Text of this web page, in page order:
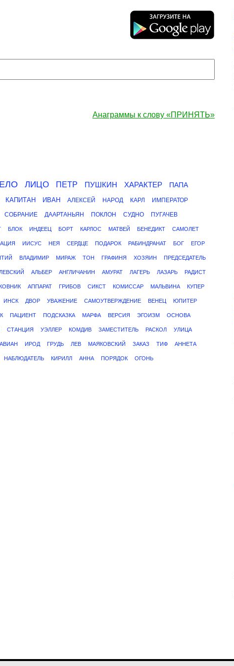
Анаграммы к слову «ПРИНЯТЬ»
ЛИЦО ПЕТР ПУШКИН ХАРАКТЕР
ПАПА
КАПИТАН ИВАН АЛЕКСЕЙ НАРОД КАРЛ ИМПЕРАТОР
СОБРАНИЕ ДААРТАНЬЯН ПОКЛОН СУДНО ПУГАЧЕВ
БЛОК ИНДЕЕЦ БОРТ КАРЛОС МАТВЕЙ БЕНЕДИКТ САМОЛЕТ
ИИСУС НЕЯ СЕРДЦЕ ПОДАРОК РАБИНДРАНАТ БОГ ЕГОР
ВЛАДИМИР МИРАЖ ТОН ГРАФИНЯ ХОЗЯИН ПРЕДСЕДАТЕЛЬ
АЛЬБЕР АНГЛИЧАНИН АМУРАТ ЛАГЕРЬ ЛАЗАРЬ РАДИСТ
АППАРАТ ГРИБОВ СИКСТ КОМИССАР МАЛЬВИНА КУПЕР
ИНСК ДВОР УВАЖЕНИЕ САМОУТВЕРЖДЕНИЕ ВЕНЕЦ ЮПИТЕР
ПАЦИЕНТ ПОДСКАЗКА МАРФА ВЕРСИЯ ЭГОИЗМ ОСНОВА
СТАНЦИЯ УЭЛЛЕР КОМДИВ ЗАМЕСТИТЕЛЬ РАСКОЛ УЛИЦА
ИРОД ГРУДЬ ЛЕВ МАЯКОВСКИЙ ЗАКАЗ ТИФ АННЕТА
НАБЛЮДАТЕЛЬ КИРИЛЛ АННА ПОРЯДОК ОГОНЬ